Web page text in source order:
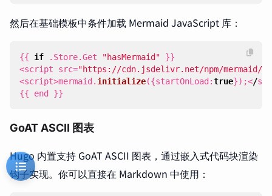
然后在基础模板中条件加载 Mermaid JavaScript 库：
{{ if . Store.Get "hasMermaid"
}}
<script src="https://cdn.jsdelivr.net/npm/mermaid/
<script>mermaid . initialize({startOnLoad :true});</
{{
end }}
GoAT ASCII 图表
Hugo 内置支持 GoAT ASCII 图表，通过嵌入式代码块渲染
钩子实现。你可以直接在 Markdown 中使用：